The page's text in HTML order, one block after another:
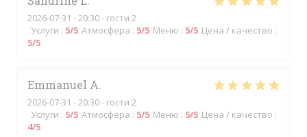
2026-07-31 - 20:30 - гости 2
Услуги : 5/5 Атмосфера : 5/5 Меню : 5/5 Цена / качество :
5/5
Emmanuel A
2026-07-31 - 20:30 - гости 2
Услуги : 5/5 Атмосфера : 5/5 Меню : 5/5 Цена / качество :
4/5